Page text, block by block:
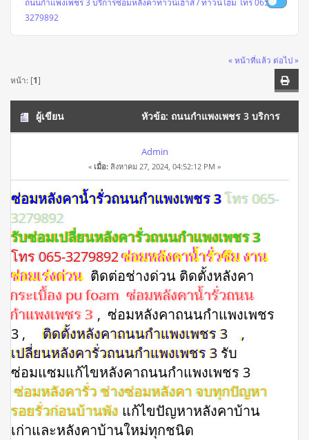
3279892
« หน้าที่แล้ว ต่อไป »
หน้า: [1]
ผู้เขียน หัวข้อ: ถนนกำแพงเพชร 3 บริการ
ซ่อมหลังคาทาวน์เฮ้าส์ / ทาวน์โฮม โทร 065-3279892 (อ่าน
10133 ครั้ง)
Admin
« เมื่อ: สิงหาคม 27, 2024, 04:52:12 PM »
ซ่อมหลังคาน้ำรั่วถนนกำแพงเพชร 3โทร 065-
3279892
รับซ่อมเปลี่ยนหลังคารั่วถนนกำแพงเพชร 3
โทร 065-3279892ซ่อมหลังคาน้ำรั่วซึม งาน
ซ่อมเร่งด่วน ติดต่อช่างด่วน ติดตั้งหลังคา
กระเบื้อง pu foam ซ่อมหลังคาน้ำรั่วถนน
กำแพงเพชร 3 , ซ่อมหลังคาถนนกำแพงเพชร
3 ,
ติดตั้งหลังคาถนนกำแพงเพชร 3
,
เปลี่ยนหลังคารั่วถนนกำแพงเพชร 3 รับ
ซ่อมแซมแก้ไขหลังคาถนนกำแพงเพชร 3
ซ่อมหลังคารั่ว ช่างซ่อมหลังคา จบทุกปัญหา
รอยรั่วก่อนบ้านพัง แก้ไขปัญหาหลังคาบ้าน
เก่าและหลังคาบ้านใหม่ทุกชนิด